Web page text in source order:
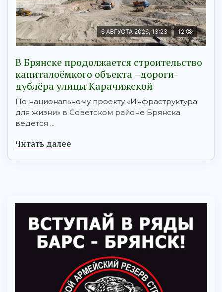
6 АВГУСТА 2026, 13:23 12
В Брянске продолжается строительство
капиталоёмкого объекта –дороги-
дублёра улицы Карачижской
По национальному проекту «Инфраструктура
для жизни» в Советском районе Брянска
ведется ...
Читать далее